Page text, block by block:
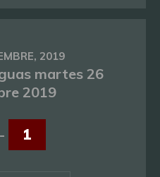
2019
martes 26
2019
- 1